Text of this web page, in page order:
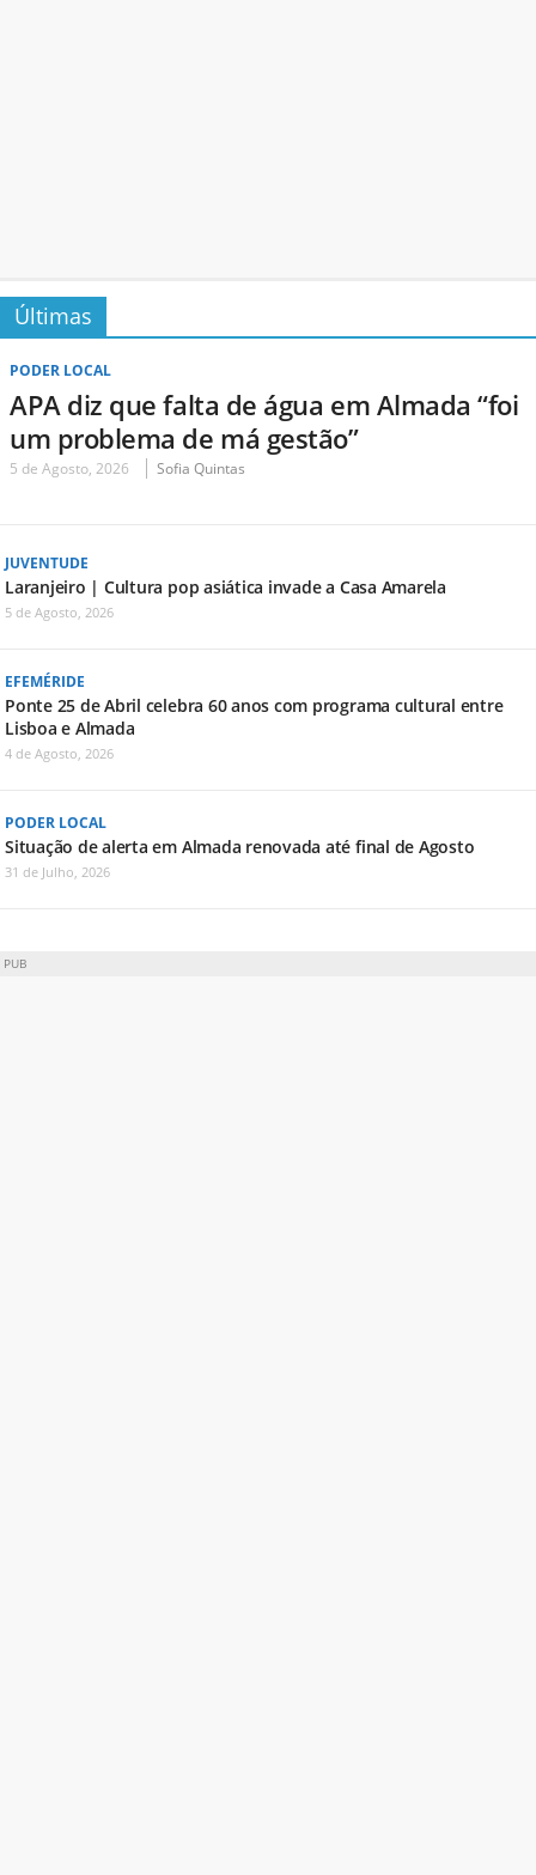
Últimas
PODER LOCAL
APA diz que falta de água em Almada “foi
um problema de má gestão”
5 de Agosto, 2026 Sofia Quintas
JUVENTUDE
Laranjeiro | Cultura pop asiática invade a Casa Amarela
5 de Agosto, 2026
EFEMÉRIDE
Ponte 25 de Abril celebra 60 anos com programa cultural entre
Lisboa e Almada
4 de Agosto, 2026
PODER LOCAL
Situação de alerta em Almada renovada até final de Agosto
31 de Julho, 2026
PUB